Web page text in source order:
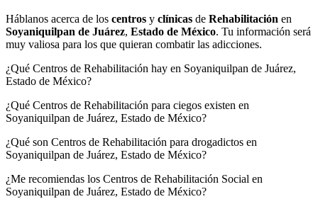
Háblanos acerca de los centros y clínicas de Rehabilitación en
Soyaniquilpan de Juárez, Estado de México. Tu información será
muy valiosa para los que quieran combatir las adicciones.
¿Qué Centros de Rehabilitación hay en Soyaniquilpan de Juárez,
Estado de México?
¿Qué Centros de Rehabilitación para ciegos existen en
Soyaniquilpan de Juárez, Estado de México?
¿Qué son Centros de Rehabilitación para drogadictos en
Soyaniquilpan de Juárez, Estado de México?
¿Me recomiendas los Centros de Rehabilitación Social en
Soyaniquilpan de Juárez, Estado de México?